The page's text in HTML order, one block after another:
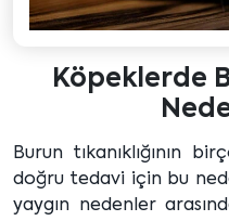
Köpeklerde
Burun tıkanıklığının
doğru tedavi için bu
yaygın nedenler